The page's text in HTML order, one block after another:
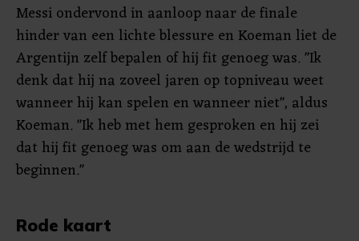
Messi ondervond in aanloop naar de finale
hinder van een lichte blessure en Koeman liet de
Argentijn zelf bepalen of hij fit genoeg was. "Ik
denk dat hij na zoveel jaren op topniveau weet
wanneer hij kan spelen en wanneer niet", aldus
Koeman. "Ik heb met hem gesproken en hij zei
dat hij fit genoeg was om aan de wedstrijd te
beginnen."
Rode kaart